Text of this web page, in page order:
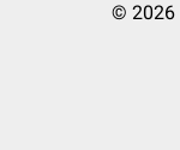
© 2026